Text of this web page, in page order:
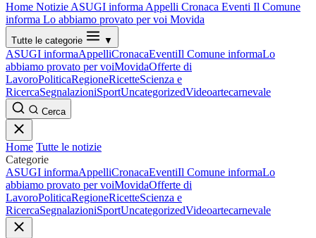
Home Notizie ASUGI informa Appelli Cronaca Eventi Il Comune
informa Lo abbiamo provato per voi Movida
Tutte le categorie ▼
ASUGI informaAppelliCronacaEventiIl Comune informaLo
abbiamo provato per voiMovidaOfferte di
LavoroPoliticaRegioneRicetteScienza e
RicercaSegnalazioniSportUncategorizedVideoartecarnevale
Cerca
Home Tutte le notizie
Categorie
ASUGI informaAppelliCronacaEventiIl Comune informaLo
abbiamo provato per voiMovidaOfferte di
LavoroPoliticaRegioneRicetteScienza e
RicercaSegnalazioniSportUncategorizedVideoartecarnevale